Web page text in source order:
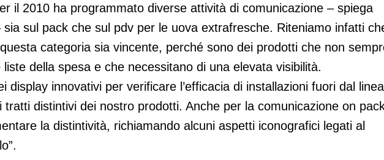
il 2010 ha programmato diverse attività di comunicazione – spiega
sia sul pack che sul pdv per le uova extrafresche. Riteniamo infatti
categoria sia vincente, perché sono dei prodotti che non
della spesa e che necessitano di una elevata visibilità.
display innovativi per verificare l’efficacia di installazioni fuori dal
tratti distintivi dei nostro prodotti. Anche per la comunicazione on
la distintività, richiamando alcuni aspetti iconografici legati al